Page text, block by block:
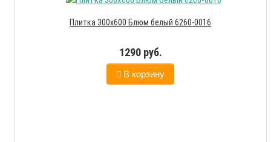
Плитка 300х600 Блюм белый 6260-0016
1290 руб.
В корзину